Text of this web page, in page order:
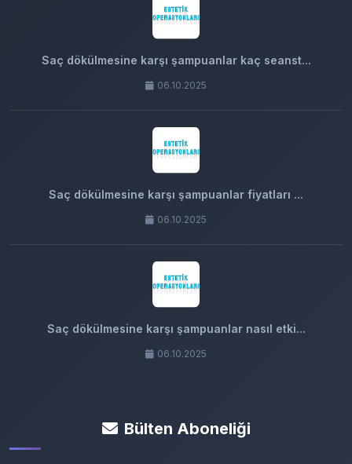
Saç dökülmesine karşı şampuanlar kaç seanst...
06.10.2025
Saç dökülmesine karşı şampuanlar fiyatları ...
06.10.2025
Saç dökülmesine karşı şampuanlar nasıl etki...
06.10.2025
Bülten Aboneliği